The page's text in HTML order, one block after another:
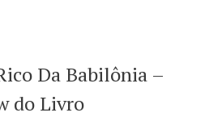
Da Babilônia –
do Livro